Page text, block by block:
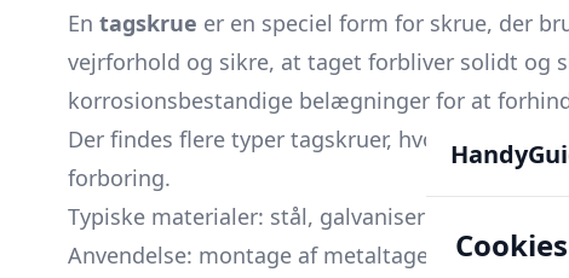
En tagskrue er en speciel form for skrue, der
vejrforhold og sikre, at taget forbliver solidt og
korrosionsbestandige belægninger for at
Der findes flere typer tagskruer, hvor
forboring.
Typiske materialer: stål, galvaniseret stål, rustfrit
Anvendelse: montage af metaltage, samtCookies